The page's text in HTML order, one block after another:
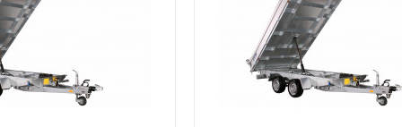
kr. 54.975,00.